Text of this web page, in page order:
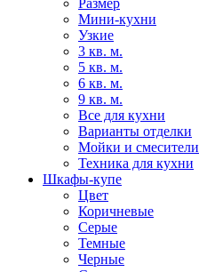
Размер
Мини-кухни
Узкие
3 кв. м.
5 кв. м.
6 кв. м.
9 кв. м.
Все для кухни
Варианты отделки
Мойки и смесители
Техника для кухни
Шкафы-купе
Цвет
Коричневые
Серые
Темные
Черные